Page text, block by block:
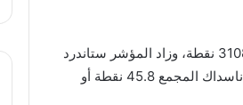
وصعد المؤشر داو جونز الصناعي 25.2 نقطة بما يعادل 0.08 بالمئة ليصل إلى 31085.67 نقطة، وزاد المؤشر ستاندرد
أند بورز 500 بمقدار 5.1 نقطة أو 0.13 بالمئة مسجلا 3814.98 نقطة، وتقدم المؤشر ناسداك المجمع 45.8 نقطة أو